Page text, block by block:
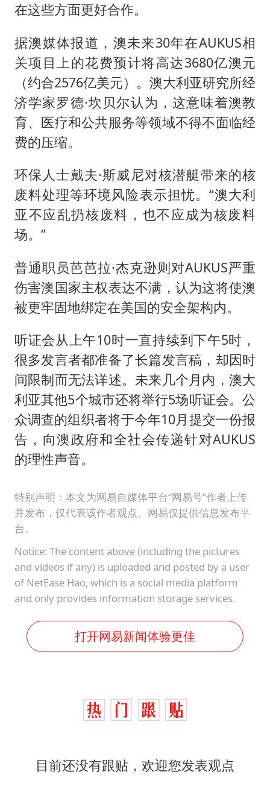
在这些方面更好合作。
据澳媒体报道，澳未来30年在AUKUS相
关项目上的花费预计将高达3680亿澳元
（约合2576亿美元）。澳大利亚研究所经
济学家罗德·坎贝尔认为，这意味着澳教
育、医疗和公共服务等领域不得不面临经
费的压缩。
环保人士戴夫·斯威尼对核潜艇带来的核
废料处理等环境风险表示担忧。“澳大利
亚不应乱扔核废料，也不应成为核废料
场。”
普通职员芭芭拉·杰克逊则对AUKUS严重
伤害澳国家主权表达不满，认为这将使澳
被更牢固地绑定在美国的安全架构内。
听证会从上午10时一直持续到下午5时，
很多发言者都准备了长篇发言稿，却因时
间限制而无法详述。未来几个月内，澳大
利亚其他5个城市还将举行5场听证会。公
众调查的组织者将于今年10月提交一份报
告，向澳政府和全社会传递针对AUKUS
的理性声音。
特别声明：本文为网易自媒体平台“网易号”作者上传
并发布，仅代表该作者观点。网易仅提供信息发布平
台。
Notice: The content above (including the pictures
and videos if any) is uploaded and posted by a user
of NetEase Hao, which is a social media platform
and only provides information storage services.
打开网易新闻体验更佳
目前还没有跟贴，欢迎您发表观点